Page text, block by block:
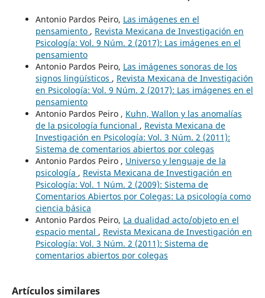
Antonio Pardos Peiro, Las imágenes en el
pensamiento , Revista Mexicana de Investigación en
Psicología: Vol. 9 Núm. 2 (2017): Las imágenes en el
pensamiento
Antonio Pardos Peiro, Las imágenes sonoras de los
signos lingüísticos , Revista Mexicana de Investigación
en Psicología: Vol. 9 Núm. 2 (2017): Las imágenes en el
pensamiento
Antonio Pardos Peiro , Kuhn, Wallon y las anomalías
de la psicología funcional , Revista Mexicana de
Investigación en Psicología: Vol. 3 Núm. 2 (2011):
Sistema de comentarios abiertos por colegas
Antonio Pardos Peiro , Universo y lenguaje de la
psicología , Revista Mexicana de Investigación en
Psicología: Vol. 1 Núm. 2 (2009): Sistema de
Comentarios Abiertos por Colegas: La psicología como
ciencia básica
Antonio Pardos Peiro, La dualidad acto/objeto en el
espacio mental , Revista Mexicana de Investigación en
Psicología: Vol. 3 Núm. 2 (2011): Sistema de
comentarios abiertos por colegas
Artículos similares